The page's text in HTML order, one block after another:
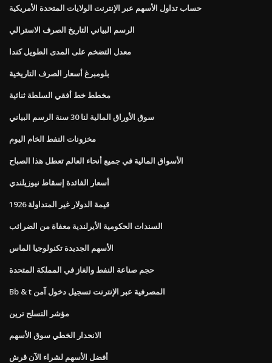
حساب تداول الأسهم عبر الإنترنت الولايات المتحدة الأمريكية
الرسم البياني التاريخ الصرف الاسترالي
معدل التضخم على المدى الطويل كندا
بلومبرغ أسعار الصرف التاريخية
مخطط خط أفقي السلطة ثنائية
سوق الأوراق المالية لنا 30 سنة الرسم البياني
مخزونات النفط الخام اليوم
الأسواق المالية في جميع أنحاء العالم تعطل هذا الصباح
أسعار الفائدة إسقاط نيوزيلندي
1926 قيمة الدولار غير المتداولة
السندات الحكومية الأيرلندية معفاة من الضرائب
الأسهم الجديدة تكنولوجيا الماس
حجم صناعة النفط والغاز في المملكة المتحدة
Bb & t المصرفية عبر الإنترنت تسجيل دخول آمن
مؤشر التسلح ترين
الانحدار الخطي سوق الأسهم
أفضل الأسهم لشراء الآن قرش